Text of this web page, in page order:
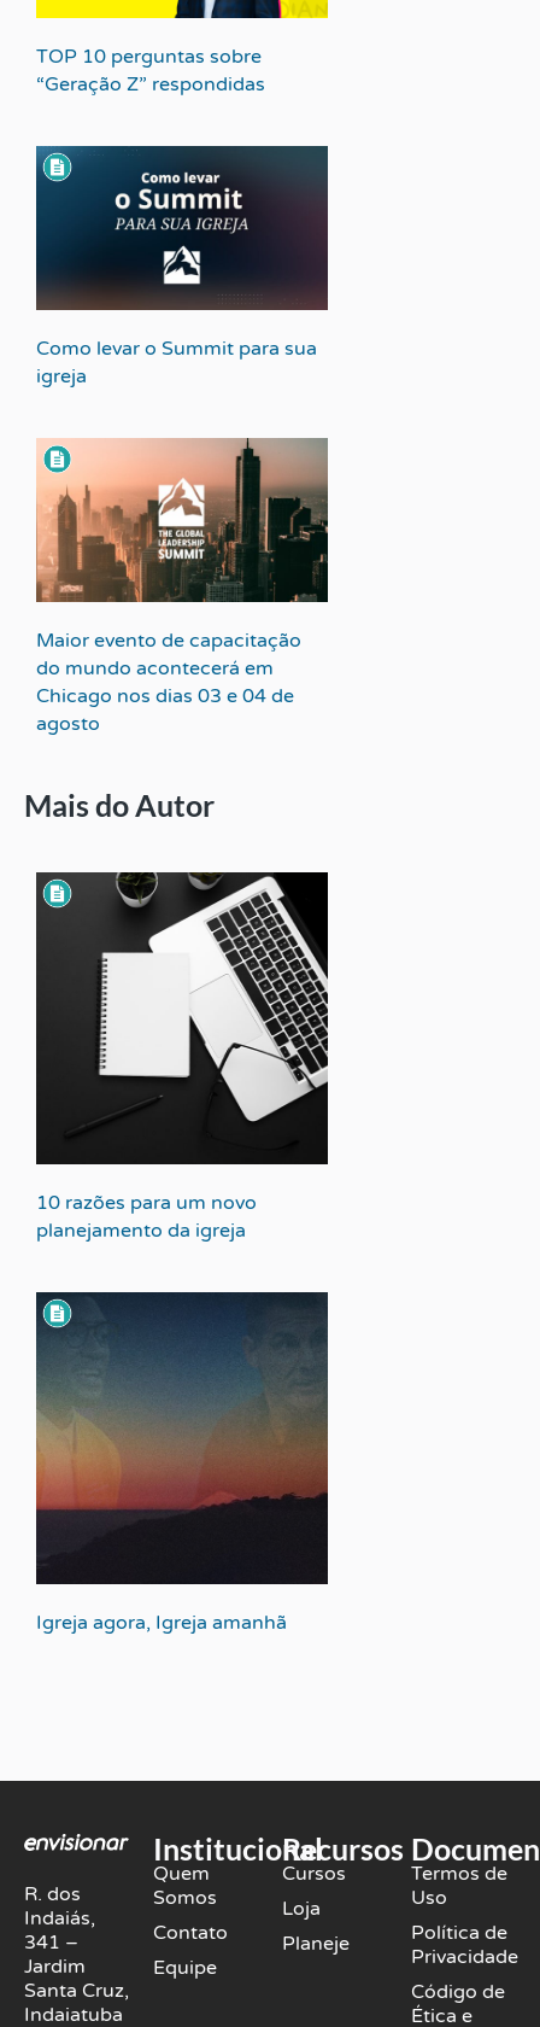
TOP 10 perguntas sobre
“Geração Z” respondidas
Como levar o Summit para sua
igreja
Maior evento de capacitação
do mundo acontecerá em
Chicago nos dias 03 e 04 de
agosto
Mais do Autor
10 razões para um novo
planejamento da igreja
Igreja agora, Igreja amanhã
R. dos
Indaiás,
341 –
Jardim
Santa Cruz,
Indaiatuba
Institucional
Quem
Somos
Contato
Equipe
Recursos
Cursos
Loja
Planeje
Termos de
Uso
Política de
Privacidade
Código de
Ética e